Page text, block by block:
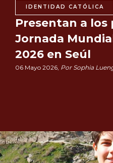
IDENTIDAD CATÓLICA
Presentan a
Jornada
2026 en Seúl
06 Mayo 2026, Por Sophia